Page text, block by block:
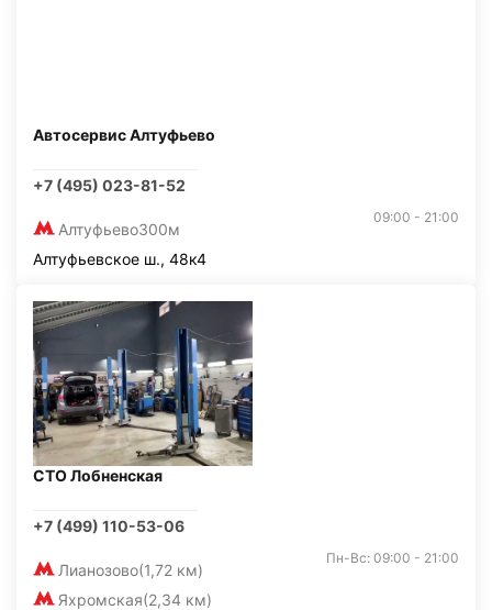
Автосервис Алтуфьево
+7 (495) 023-81-52
Алтуфьево300м
09:00 - 21:00
Алтуфьевское ш., 48к4
СТО Лобненская
+7 (499) 110-53-06
Лианозово(1,72 км)
Яхромская(2,34 км)
Пн-Вс: 09:00 - 21:00